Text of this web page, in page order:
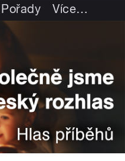
Pořady Více…